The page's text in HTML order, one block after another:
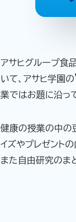
アサヒグループ食
いて、アサヒ学園
業ではお題に沿っ
健康の授業の中の
イズやプレゼント
また自由研究のま